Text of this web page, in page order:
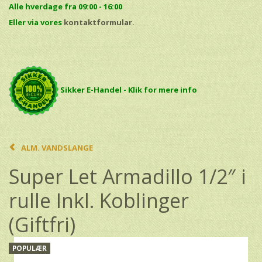
Alle hverdage fra 09:00 - 16:00
Eller via vores kontaktformular.
Sikker E-Handel - Klik for mere info
ALM. VANDSLANGE
Super Let Armadillo 1/2″ i
rulle Inkl. Koblinger
(Giftfri)
POPULÆR